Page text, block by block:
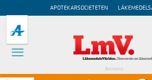
APOTEKARSOCIETETEN
Annons